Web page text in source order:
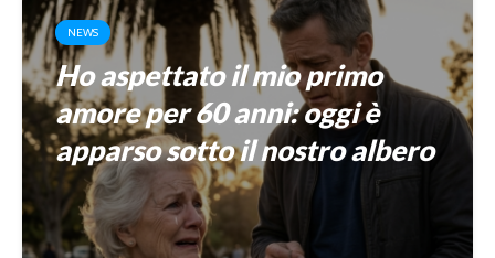
NEWS
Ho aspettato il mio primo
amore per 60 anni: oggi è
apparso sotto il nostro albero